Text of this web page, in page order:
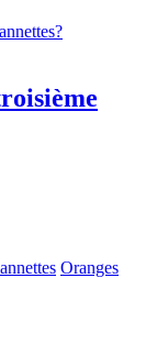
Oranges